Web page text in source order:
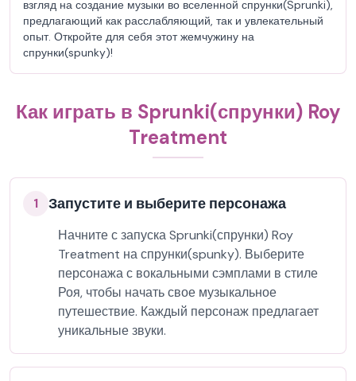
взгляд на создание музыки во вселенной спрунки(Sprunki),
предлагающий как расслабляющий, так и увлекательный
опыт. Откройте для себя этот жемчужину на
спрунки(spunky)!
Как играть в Sprunki(спрунки) Roy
Treatment
1 Запустите и выберите персонажа
Начните с запуска Sprunki(спрунки) Roy
Treatment на спрунки(spunky). Выберите
персонажа с вокальными сэмплами в стиле
Роя, чтобы начать свое музыкальное
путешествие. Каждый персонаж предлагает
уникальные звуки.